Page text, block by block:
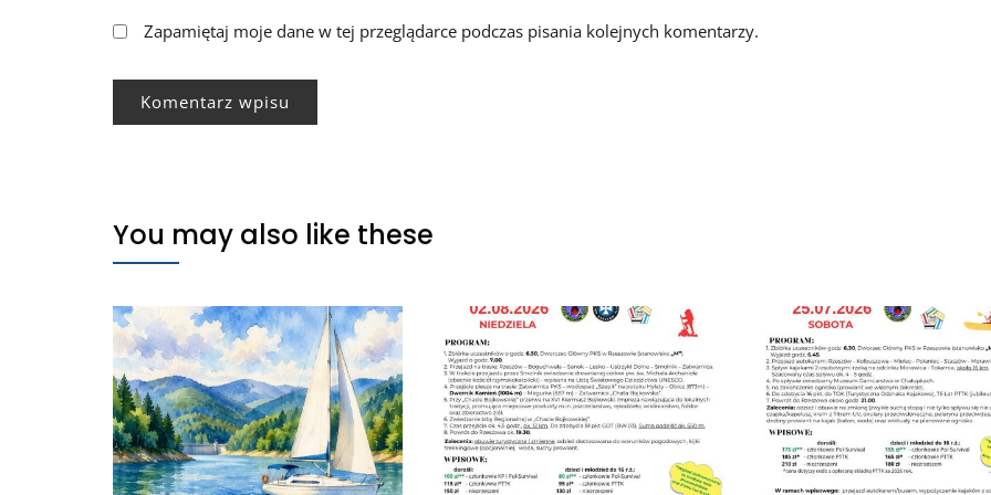
Zapamiętaj moje dane w tej przeglądarce podczas pisania kolejnych komentarzy.
You may also like these